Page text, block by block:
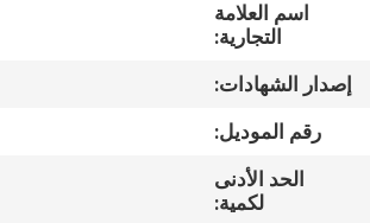
جولة
المعمل
اسم العلامة
التجارية:
إصدار الشهادات:
رقم الموديل:
الحد الأدنى
لكمية: